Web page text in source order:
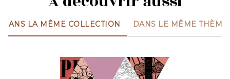
DANS LA MÊME COLLECTION DANS LE MÊME THÈME